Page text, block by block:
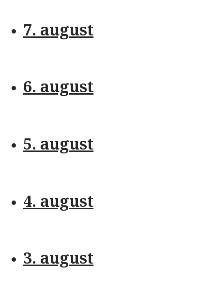
7. august
6. august
5. august
4. august
3. august